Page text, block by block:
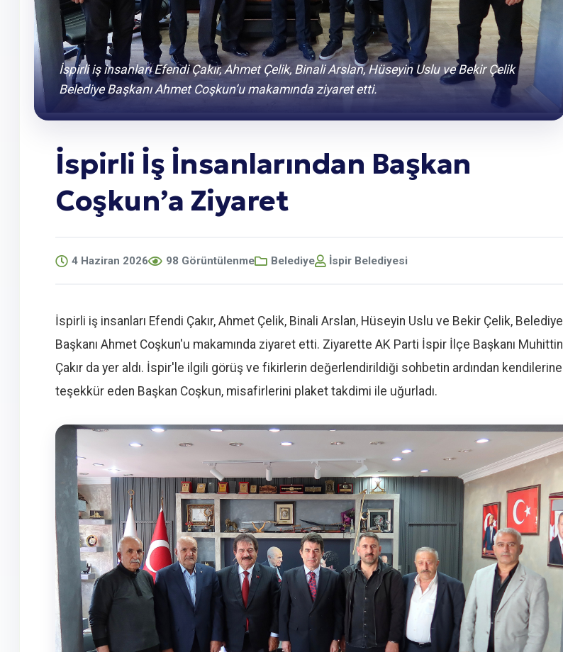
İspirli iş insanları Efendi Çakır, Ahmet Çelik, Binali Arslan, Hüseyin Uslu ve Bekir Çelik
Belediye Başkanı Ahmet Coşkun’u makamında ziyaret etti.
İspirli İş İnsanlarından Başkan
Coşkun’a Ziyaret
4 Haziran 2026 98 Görüntülenme Belediye İspir Belediyesi
İspirli iş insanları Efendi Çakır, Ahmet Çelik, Binali Arslan, Hüseyin Uslu ve Bekir Çelik, Belediye
Başkanı Ahmet Coşkun'u makamında ziyaret etti. Ziyarette AK Parti İspir İlçe Başkanı Muhittin
Çakır da yer aldı. İspir'le ilgili görüş ve fikirlerin değerlendirildiği sohbetin ardından kendilerine
teşekkür eden Başkan Coşkun, misafirlerini plaket takdimi ile uğurladı.